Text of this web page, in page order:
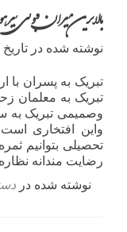
بالاترین میزان قبولی
نوشته شده در تاریخ
تبریک به پسران با
تبریک به معلمان
وصمیمی تبریک به
واین افتخاری
تحصیلی بتوانیم
رضایت مندانه
نوشته شده در